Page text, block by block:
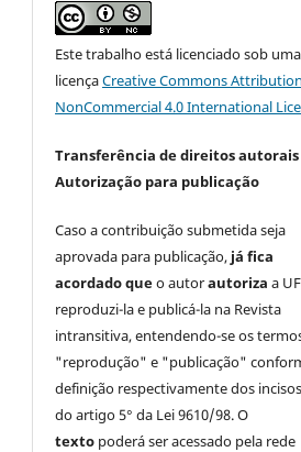
Este trabalho está licenciado sob uma
licençaCreative Commons
NonCommercial 4.0 International
Transferência de direitos autorais
Autorização para publicação
Caso a contribuição submetida seja
aprovada para publicação, já fica
acordado queo autorautoriza a
reproduzi-la e publicá-la na Revista
intransitiva, entendendo-se os
"reprodução" e "publicação"
definição respectivamente dos
do artigo 5° da Lei 9610/98. O
texto poderá ser acessado pela rede